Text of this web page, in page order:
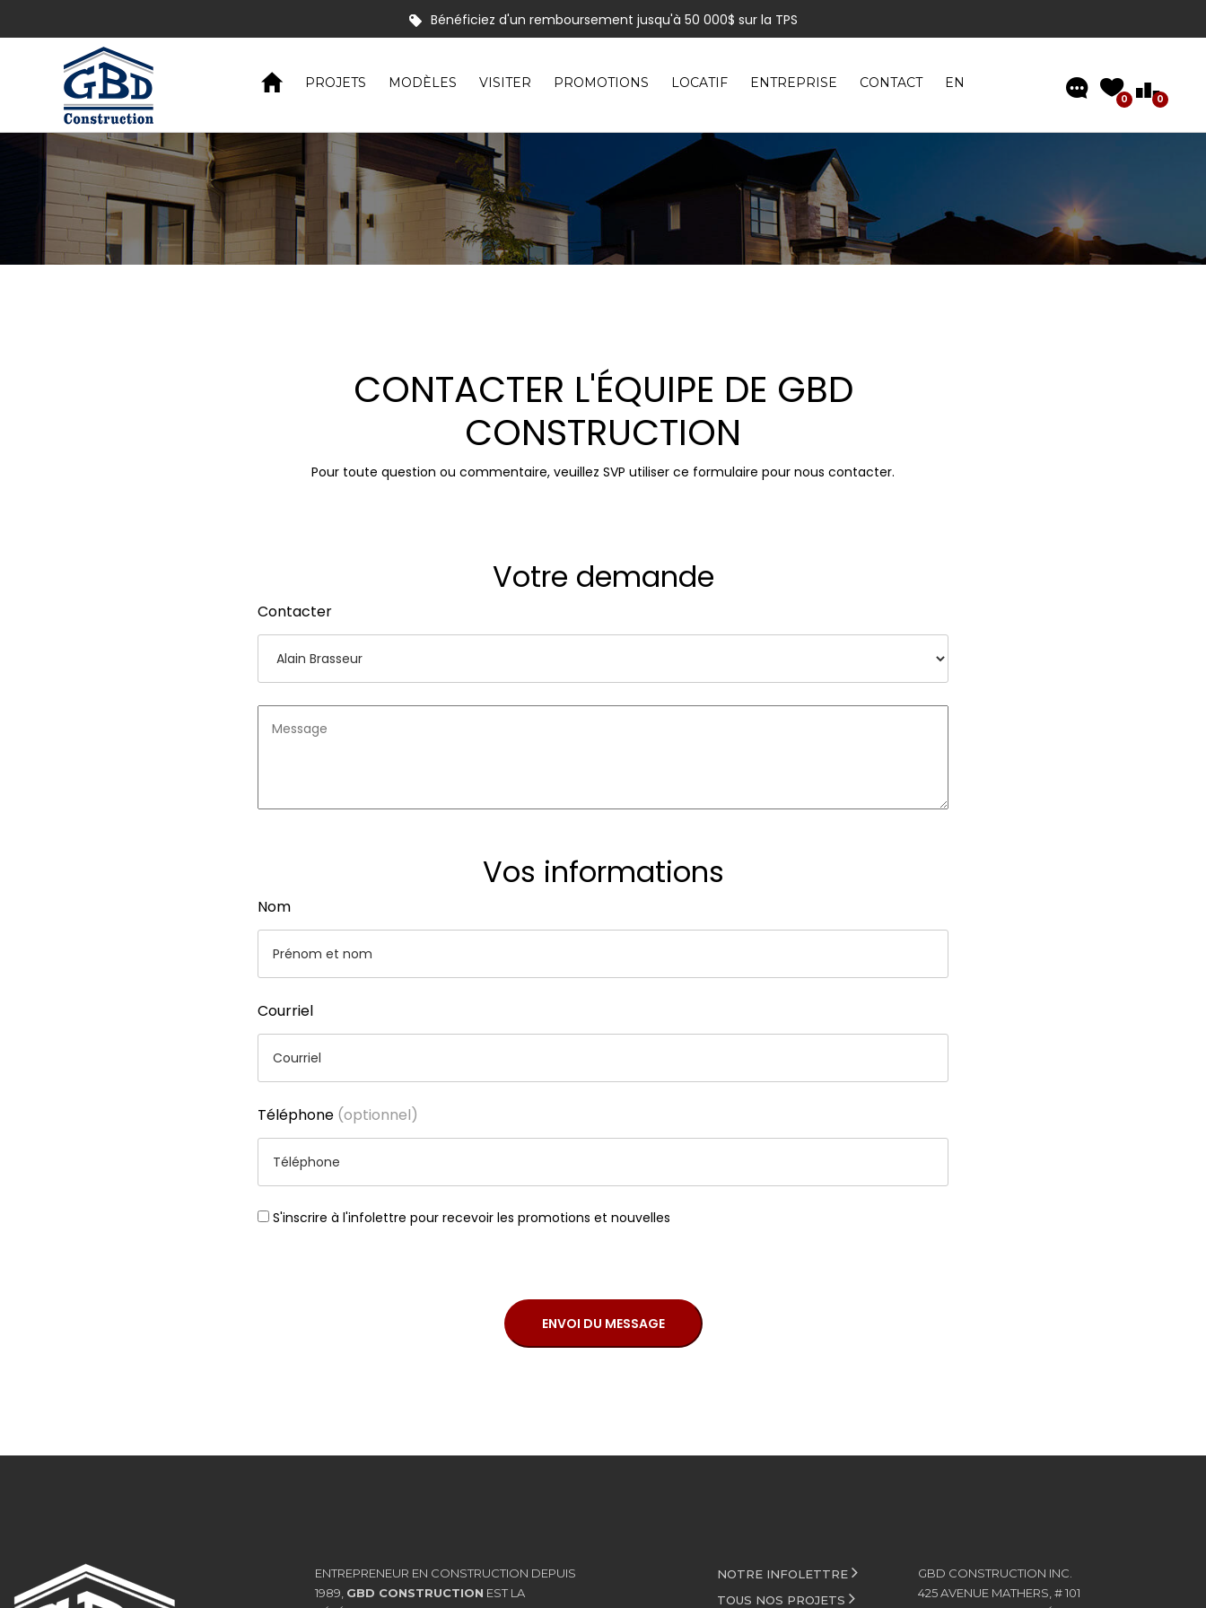
Bénéficiez d'un remboursement jusqu'à 50 000$ sur la TPS
Profitez de la promotion « Tout en un » pour équiper votre maison
Découvrez nos modèles comprenant un aménagement extérieur de type « clé en main »
PROJETS MODÈLES VISITER PROMOTIONS LOCATIF ENTREPRISE CONTACT EN
0 0
CONTACTER L'ÉQUIPE DE GBD
CONSTRUCTION
Pour toute question ou commentaire, veuillez SVP utiliser ce formulaire pour nous contacter.
Votre demande
Contacter
Vos informations
Nom
Courriel
Téléphone (optionnel)
S'inscrire à l'infolettre pour recevoir les promotions et nouvelles
ENTREPRENEUR EN CONSTRUCTION DEPUIS
1989, GBD CONSTRUCTION EST LA
NOTRE INFOLETTRE
TOUS NOS PROJETS
GBD CONSTRUCTION INC.
425 AVENUE MATHERS, # 101